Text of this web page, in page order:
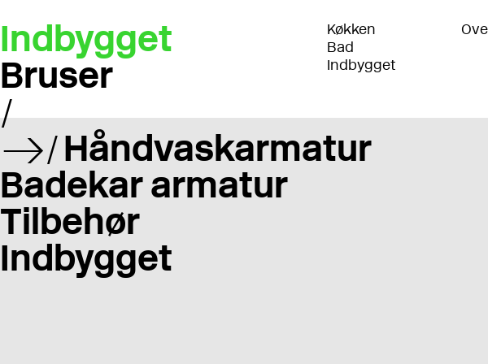
Indbygget
Bruser
Håndvaskarmatur
Badekar armatur
Tilbehør
Indbygget
Køkken
Bad
Indbygget